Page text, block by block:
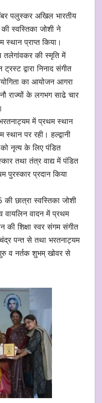
पलुस्कर अखिल भारतीय
की स्वस्तिका जोशी ने
स्थान प्राप्त किया।
तलेगांवकर की स्मृति में
द्वारा निनाद संगीत
का आयोजन आगरा
राज्यों के लगभग साढे चार
में प्रथम स्थान
पर रही। हल्द्वानी
नृत्य के लिए पंडित
तथा तंत्र वाद्य में पंडित
पुरस्कार प्रदान किया
छात्रा स्वस्तिका जोशी
वायलिन वादन में प्रथम
की शिक्षा स्वर संगम संगीत
पन्त से तथा भरतनाट्यम
गुरु व नर्तक शुभम् खोवर से